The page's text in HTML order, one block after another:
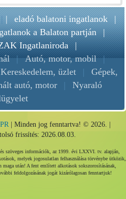
| eladó balatoni ingatlanok |
a Balaton partján |
Ingatlaniroda |
| Autó, motor, mobil |
Kereskedelem, üzlet |
Gépek,
autó, motor |
Nyaraló
| Minden jog fenntartva! © 2026. |
frissítés: 2026.08.03.
szöveges információk, az 1999. évi LXXVI. tv. alapján,
melyek jogosulatlan felhasználása törvénybe ütközik,
után! A fent említett alkotások sokszorosításának,
feldolgozásának jogát kizárólagosan fenntartjuk!